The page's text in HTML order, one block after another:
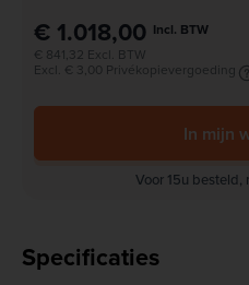
€ 1.018,00 Incl. BTW
€ 841,32 Excl. BTW
Excl. € 3,00 Privékopievergoeding
In mijn
Voor 15u besteld,
Specificaties